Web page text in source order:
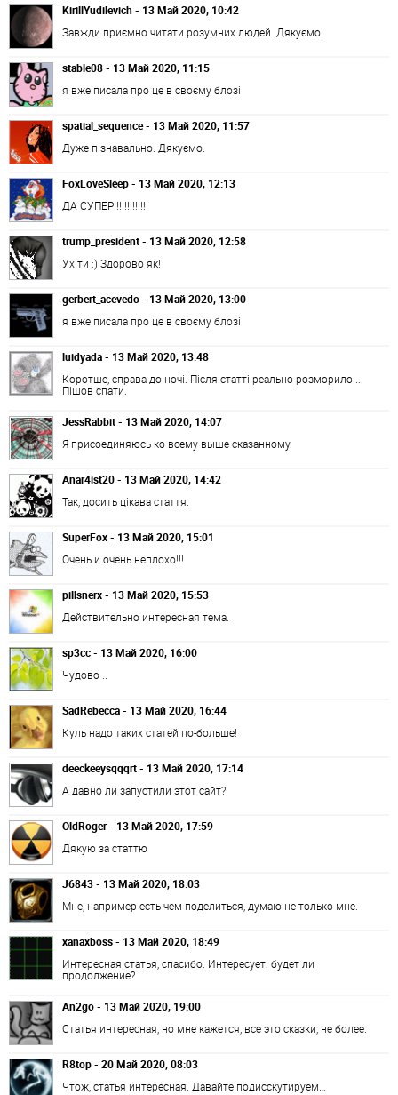
KirillYudilevich - 13 Май 2020, 10:42
Завжди приємно читати розумних людей. Дякуємо!
stable08 - 13 Май 2020, 11:15
я вже писала про це в своєму блозі
spatial_sequence - 13 Май 2020, 11:57
Дуже пізнавально. Дякуємо.
FoxLoveSleep - 13 Май 2020, 12:13
ДА СУПЕР!!!!!!!!!!!!
trump_president - 13 Май 2020, 12:58
Ух ти :) Здорово як!
gerbert_acevedo - 13 Май 2020, 13:00
я вже писала про це в своєму блозі
luidyada - 13 Май 2020, 13:48
Коротше, справа до ночі. Після статті реально розморило ...
Пішов спати.
JessRabbit - 13 Май 2020, 14:07
Я присоединяюсь ко всему выше сказанному.
Anar4ist20 - 13 Май 2020, 14:42
Так, досить цікава стаття.
SuperFox - 13 Май 2020, 15:01
Очень и очень неплохо!!!
pillsnerx - 13 Май 2020, 15:53
Действительно интересная тема.
sp3cc - 13 Май 2020, 16:00
Чудово ..
SadRebecca - 13 Май 2020, 16:44
Куль надо таких статей по-больше!
deeckeeysqqqrt - 13 Май 2020, 17:14
А давно ли запустили этот сайт?
OldRoger - 13 Май 2020, 17:59
Дякую за статтю
J6843 - 13 Май 2020, 18:03
Мне, например есть чем поделиться, думаю не только мне.
xanaxboss - 13 Май 2020, 18:49
Интересная статья, спасибо. Интересует: будет ли
продолжение?
An2go - 13 Май 2020, 19:00
Статья интересная, но мне кажется, все это сказки, не более.
R8top - 20 Май 2020, 08:03
Чтож, статья интересная. Давайте подисскутируем…